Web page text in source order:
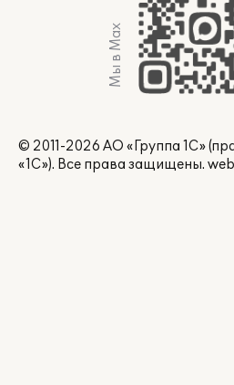
Мы в Max
© 2011-2026 АО «Группа 1С»
«1С»). Все права защищены.